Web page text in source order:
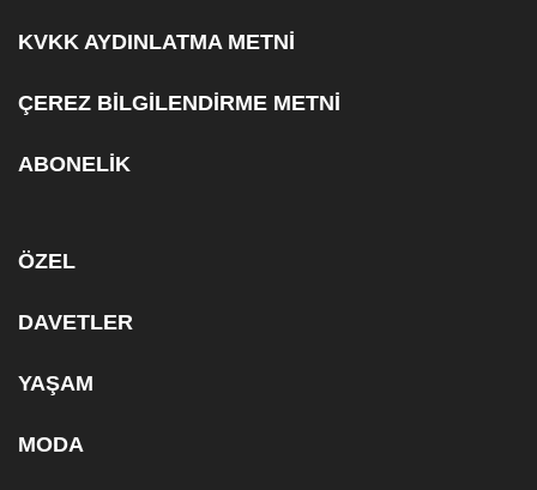
KVKK AYDINLATMA METNİ
ÇEREZ BİLGİLENDİRME METNİ
ABONELİK
ÖZEL
DAVETLER
YAŞAM
MODA